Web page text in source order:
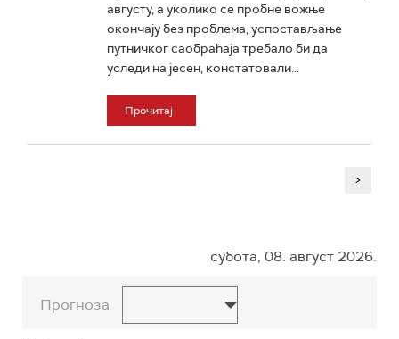
августу, а уколико се пробне вожње
окончају без проблема, успостављање
путничког саобраћаја требало би да
уследи на јесен, констатовали...
Прочитај
>
субота, 08. август 2026.
Прогноза